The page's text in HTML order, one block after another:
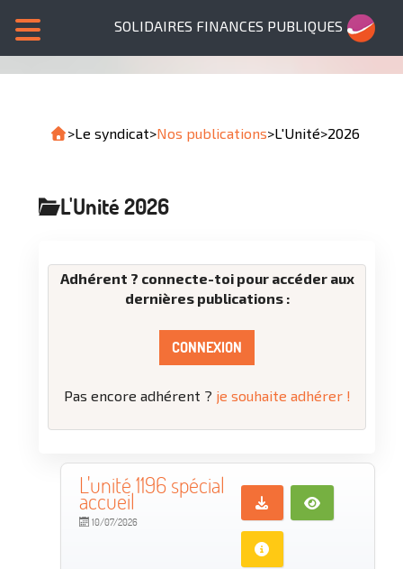
SOLIDAIRES FINANCES PUBLIQUES
>Le syndicat>Nos publications>L'Unité>2026
L'Unité 2026
Adhérent ? connecte-toi pour accéder aux
dernières publications :
CONNEXION
Pas encore adhérent ? je souhaite adhérer !
L'unité 1196 spécial
accueil
10/07/2026